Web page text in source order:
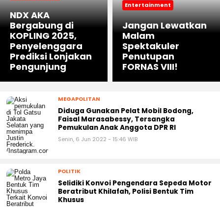
NDX AKA
Bergabung di
KOPLING 2025,
Penyelenggara
Prediksi Lonjakan
Pengunjung
Entertainment
Jangan Lewatkan
Malam
Spektakuler
Penutupan
FORNAS VIII!
MEGAPOLITAN
Diduga Gunakan Pelat Mobil Bodong,
Faisal Marasabessy, Tersangka
Pemukulan Anak Anggota DPR RI
Senin, 6 Jun 2022 - 15:46 WIB
POLITIK
Selidiki Konvoi Pengendara Sepeda Motor
Beratribut Khilafah, Polisi Bentuk Tim
Khusus